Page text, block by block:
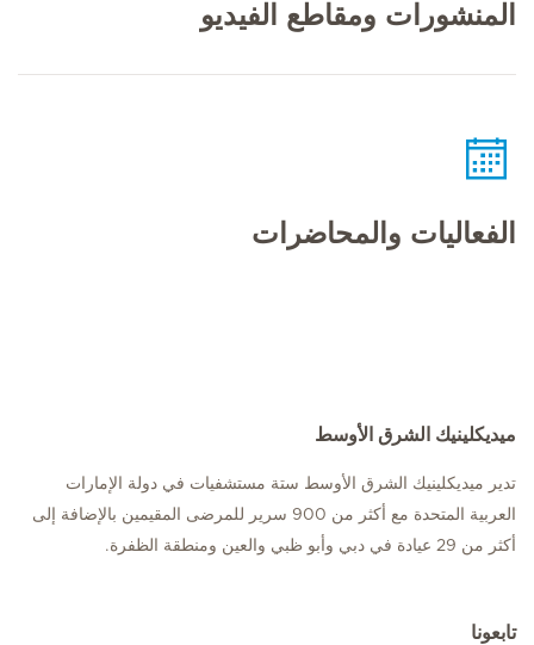
المنشورات ومقاطع الفيديو
الفعاليات والمحاضرات
ميديكلينيك الشرق الأوسط
تدير ميديكلينيك الشرق الأوسط ستة مستشفيات في دولة الإمارات
العربية المتحدة مع أكثر من 900 سرير للمرضى المقيمين بالإضافة إلى
أكثر من 29 عيادة في دبي وأبو ظبي والعين ومنطقة الظفرة.
تابعونا